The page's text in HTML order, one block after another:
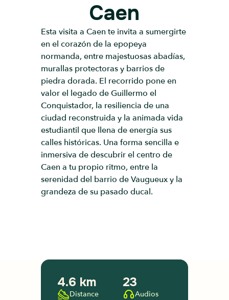
Caen
Esta visita a Caen te invita a sumergirte
en el corazón de la epopeya
normanda, entre majestuosas abadías,
murallas protectoras y barrios de
piedra dorada. El recorrido pone en
valor el legado de Guillermo el
Conquistador, la resiliencia de una
ciudad reconstruida y la animada vida
estudiantil que llena de energía sus
calles históricas. Una forma sencilla e
inmersiva de descubrir el centro de
Caen a tu propio ritmo, entre la
serenidad del barrio de Vaugueux y la
grandeza de su pasado ducal.
4.6 km
Distance
23
Audios